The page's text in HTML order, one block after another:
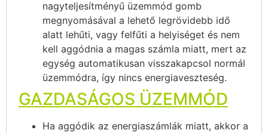
nagyteljesítményű üzemmód gomb
megnyomásával a lehető legrövidebb idő
alatt lehűti, vagy felfűti a helyiséget és nem
kell aggódnia a magas számla miatt, mert az
egység automatikusan visszakapcsol normál
üzemmódra, így nincs energiaveszteség.
GAZDASÁGOS ÜZEMMÓD
Ha aggódik az energiaszámlák miatt, akkor a